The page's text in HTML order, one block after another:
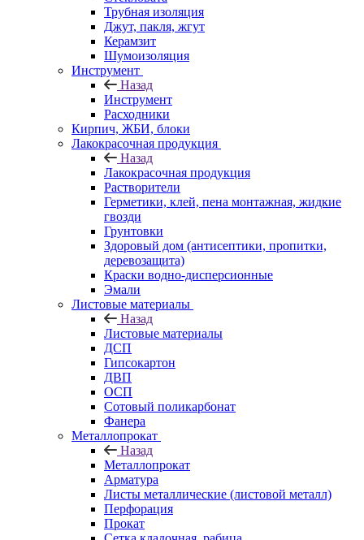
Трубная изоляция
Джут, пакля, жгут
Керамзит
Шумоизоляция
Инструмент
Назад
Инструмент
Расходники
Кирпич, ЖБИ, блоки
Лакокрасочная продукция
Назад
Лакокрасочная продукция
Растворители
Герметики, клей, пена монтажная, жидкие
гвозди
Грунтовки
Здоровый дом (антисептики, пропитки,
деревозащита)
Краски водно-дисперсионные
Эмали
Листовые материалы
Назад
Листовые материалы
ДСП
Гипсокартон
ДВП
ОСП
Сотовый поликарбонат
Фанера
Металлопрокат
Назад
Металлопрокат
Арматура
Листы металлические (листовой металл)
Перфорация
Прокат